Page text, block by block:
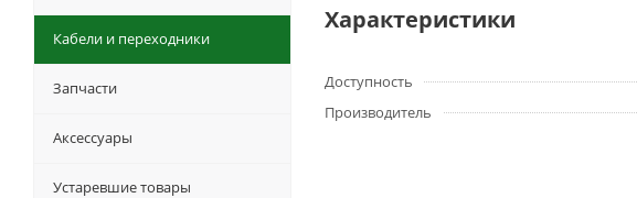
Характеристики
Доступность
Производитель
Кабели и переходники
Запчасти
Аксессуары
Устаревшие товары